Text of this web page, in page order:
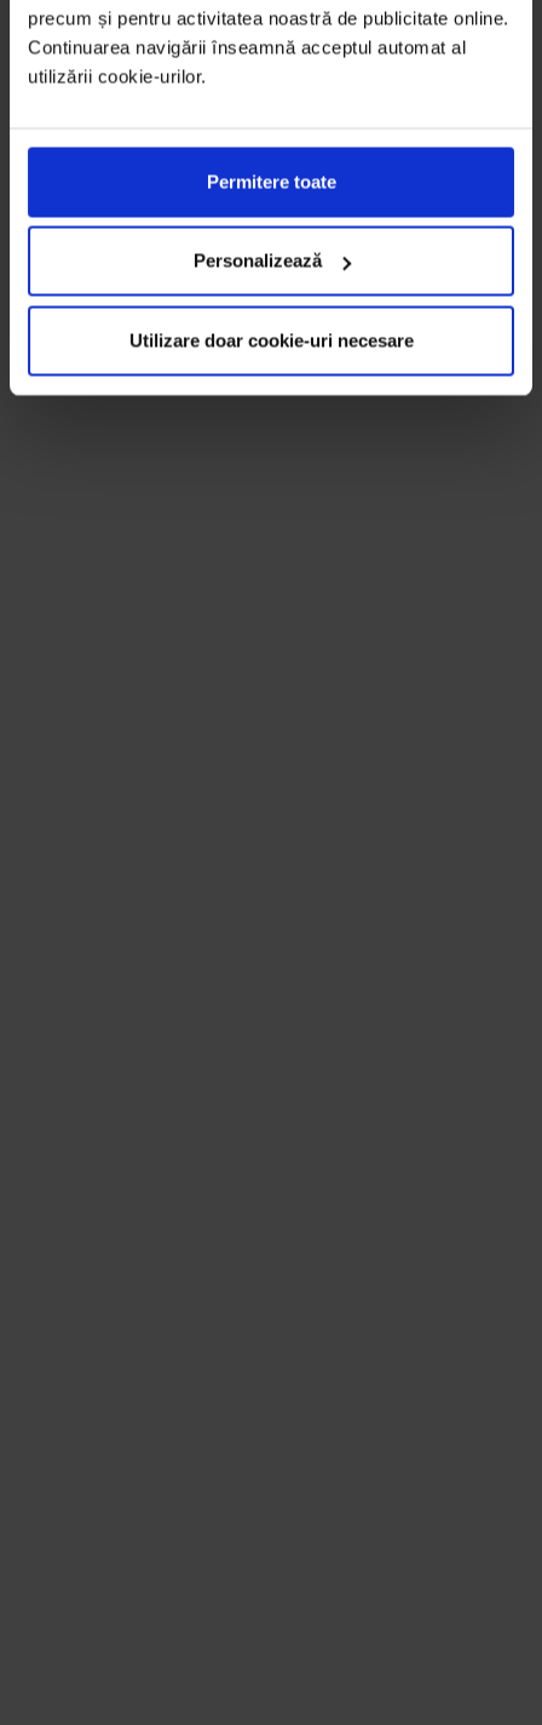
precum și pentru activitatea noastră de publicitate online.
Continuarea navigării înseamnă acceptul automat al
utilizării cookie-urilor.
Permitere toate
Personalizează
Utilizare doar cookie-uri necesare